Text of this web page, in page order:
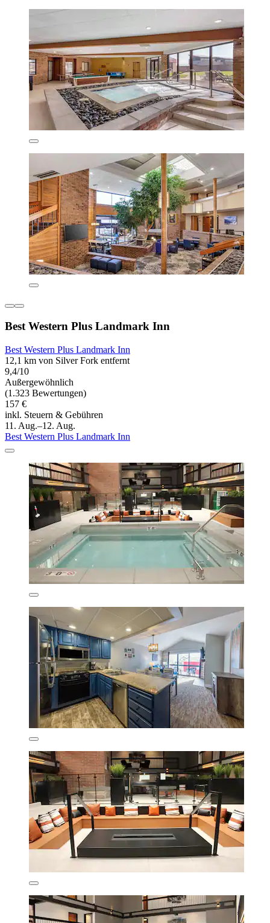
Best Western Plus Landmark Inn
Best Western Plus Landmark Inn
12,1 km von Silver Fork entfernt
9,4/10
Außergewöhnlich
(1.323 Bewertungen)
157 €
inkl. Steuern & Gebühren
11. Aug.–12. Aug.
Best Western Plus Landmark Inn